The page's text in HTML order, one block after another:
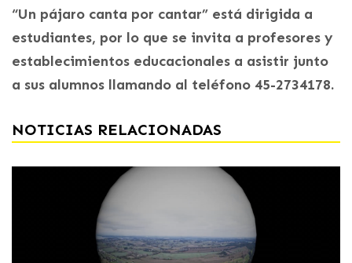
“Un pájaro canta por cantar” está dirigida a
estudiantes, por lo que se invita a profesores y
establecimientos educacionales a asistir junto
a sus alumnos llamando al teléfono 45-2734178.
NOTICIAS RELACIONADAS